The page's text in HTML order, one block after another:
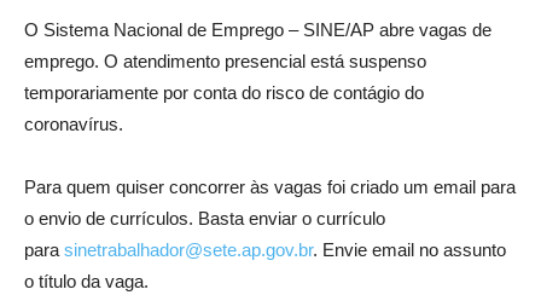
O Sistema Nacional de Emprego – SINE/AP abre vagas de
emprego. O atendimento presencial está suspenso
temporariamente por conta do risco de contágio do
coronavírus.
Para quem quiser concorrer às vagas foi criado um email para
o envio de currículos. Basta enviar o currículo
para sinetrabalhador@sete.ap.gov.br. Envie email no assunto
o título da vaga.